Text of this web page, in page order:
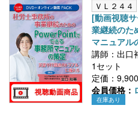
ＶＬ２４４
[動画視聴
業継続のた
マニュアル
講師：出口
1セット
定価：
会員価格：
在庫あり